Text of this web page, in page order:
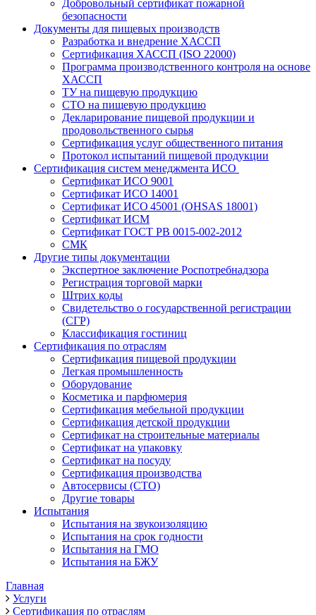
Добровольный сертификат пожарной
безопасности
Документы для пищевых производств
Разработка и внедрение ХАССП
Сертификация ХАССП (ISO 22000)
Программа производственного контроля на основе
ХАССП
ТУ на пищевую продукцию
СТО на пищевую продукцию
Декларирование пищевой продукции и
продовольственного сырья
Сертификация услуг общественного питания
Протокол испытаний пищевой продукции
Сертификация систем менеджмента ИСО
Сертификат ИСО 9001
Сертификат ИСО 14001
Сертификат ИСО 45001 (OHSAS 18001)
Сертификат ИСМ
Сертификат ГОСТ РВ 0015-002-2012
СМК
Другие типы документации
Экспертное заключение Роспотребнадзора
Регистрация торговой марки
Штрих коды
Свидетельство о государственной регистрации
(СГР)
Классификация гостиниц
Сертификация по отраслям
Сертификация пищевой продукции
Легкая промышленность
Оборудование
Косметика и парфюмерия
Сертификация мебельной продукции
Сертификация детской продукции
Сертификат на строительные материалы
Сертификат на упаковку
Сертификат на посуду
Сертификация производства
Автосервисы (СТО)
Другие товары
Испытания
Испытания на звукоизоляцию
Испытания на срок годности
Испытания на ГМО
Испытания на БЖУ
Главная
Услуги
Сертификация по отраслям